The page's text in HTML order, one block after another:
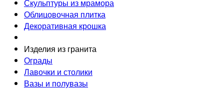
Скульптуры из мрамора
Облицовочная плитка
Декоративная крошка
Изделия из гранита
Ограды
Лавочки и столики
Вазы и полувазы